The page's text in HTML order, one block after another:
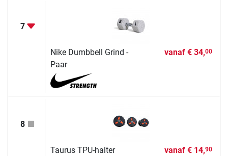
7
Nike Dumbbell Grind -
Paar
vanaf € 34,00
8
Taurus TPU-halter vanaf € 14,90